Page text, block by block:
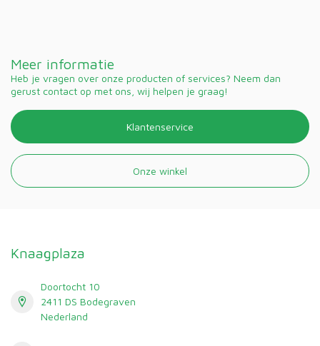
Meer informatie
Heb je vragen over onze producten of services? Neem dan
gerust contact op met ons, wij helpen je graag!
Klantenservice
Onze winkel
Knaagplaza
Doortocht 10
2411 DS Bodegraven
Nederland